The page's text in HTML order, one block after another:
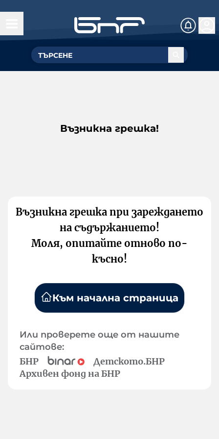
Възникна грешка!
Възникна грешка при зареждането
на съдържанието!
Моля, опитайте отново по-
късно!
Към начална страница
Или проверете още от нашите
сайтове:
БНР
Детското.БНР
Архивен фонд на БНР